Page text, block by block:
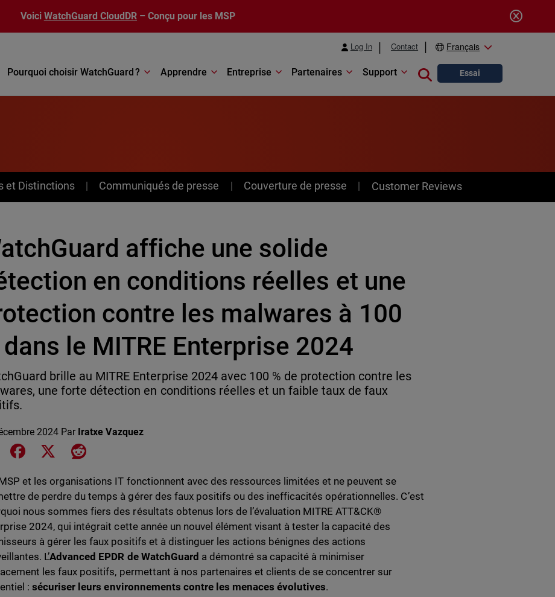
Voici WatchGuard CloudDR – Conçu pour les MSP
Log In Contact Français
Pourquoi choisir WatchGuard ? Apprendre Entreprise Partenaires Support Close search
Essai
et Distinctions Communiqués de presse Couverture de presse Customer Reviews
affiche une solide
en conditions réelles et une
contre les malwares à 100
dans le MITRE Enterprise 2024
brille au MITRE Enterprise 2024 avec 100 % de protection contre les
une forte détection en conditions réelles et un faible taux de faux
2024 Par Iratxe Vazquez
Share on LinkedIn
Share on Facebook
Share on XShare on Reddit
et les organisations IT fonctionnent avec des ressources limitées et ne peuvent se
de perdre du temps à gérer des faux positifs ou des inefficacités opérationnelles. C’est
nous sommes fiers des résultats obtenus lors de l’évaluation MITRE ATT&CK®
2024, qui intégrait cette année un nouvel élément visant à tester la capacité des
à gérer les faux positifs et à distinguer les actions bénignes des actions
L’Advanced EPDR de WatchGuard a démontré sa capacité à minimiser
les faux positifs, permettant à nos partenaires et clients de se concentrer sur
:sécuriser leurs environnements contre les menaces évolutives.